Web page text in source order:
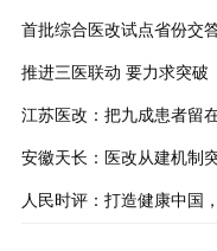
首批综合医改试点省份交
推进三医联动 要力求突破
江苏医改：把九成患者留
安徽天长：医改从建机制
人民时评：打造健康中国